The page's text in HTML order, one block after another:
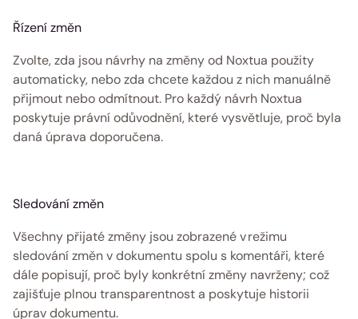
Řízení změn
Zvolte, zda jsou návrhy na změny od Noxtua použity
automaticky, nebo zda chcete každou z nich manuálně
přijmout nebo odmítnout. Pro každý návrh Noxtua
poskytuje právní odůvodnění, které vysvětluje, proč byla
daná úprava doporučena.
Sledování změn
Všechny přijaté změny jsou zobrazené v režimu
sledování změn v dokumentu spolu s komentáři, které
dále popisují, proč byly konkrétní změny navrženy; což
zajišťuje plnou transparentnost a poskytuje historii
úprav dokumentu.